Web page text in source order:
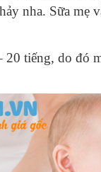
nha. Sữa mẹ
tiếng, do đó